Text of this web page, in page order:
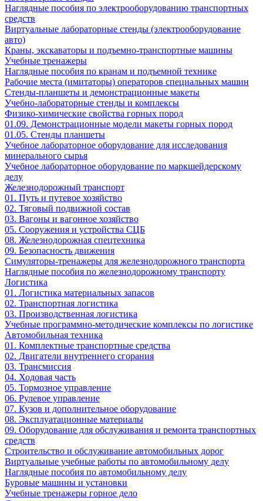
Наглядные пособия по электрооборудованию транспортных
средств
Виртуальные лабораторные стенды (электрооборудование
авто)
Краны, экскаваторы и подъемно-транспортные машины
Учебные тренажеры
Наглядные пособия по кранам и подъемной технике
Рабочие места (имитаторы) операторов специальных машин
Стенды-планшеты и демонстрационные макеты
Учебно-лабораторные стенды и комплексы
Физико-химические свойства горных пород
01.09. Демонстрационные модели макеты горных пород
01.05. Стенды планшеты
Учебное лабораторное оборудование для исследования
минерального сырья
Учебное лабораторное оборудование по маркшейдерскому
делу
Железнодорожный транспорт
01. Путь и путевое хозяйство
02. Тяговый подвижной состав
03. Вагоны и вагонное хозяйство
05. Сооружения и устройства СЦБ
08. Железнодорожная спецтехника
09. Безопасность движения
Симуляторы-тренажеры для железнодорожного транспорта
Наглядные пособия по железнодорожному транспорту
Логистика
01. Логистика материальных запасов
02. Транспортная логистика
03. Производственная логистика
Учебные программно-методические комплексы по логистике
Автомобильная техника
01. Комплектные транспортные средства
02. Двигатели внутреннего сгорания
03. Трансмиссия
04. Ходовая часть
05. Тормозное управление
06. Рулевое управление
07. Кузов и дополнительное оборудование
08. Эксплуатационные материалы
09. Оборудование для обслуживания и ремонта транспортных
средств
Строительство и обслуживание автомобильных дорог
Виртуальные учебные работы по автомобильному делу
Наглядные пособия по автомобильному делу
Буровые машины и установки
Учебные тренажеры горное дело